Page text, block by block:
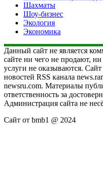
Шахматы
Шоу-бизнес
Экология
Экономика
Данный сайт не является
сайте ни чего не продают,
услуги не оказываются. Сайт
новостей RSS канала
newsru.com. Материалы
ответственность за
Администрация сайта не
Сайт от bmb1 @ 2024